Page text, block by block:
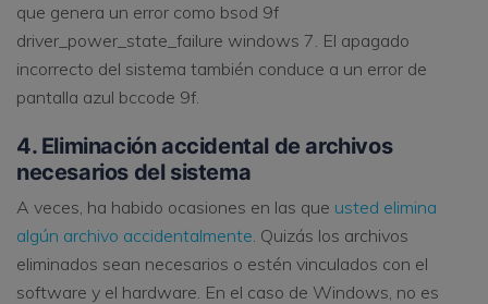
que genera un error como bsod 9f
driver_power_state_failure windows 7. El apagado
incorrecto del sistema también conduce a un error de
pantalla azul bccode 9f.
4. Eliminación accidental de archivos
necesarios del sistema
A veces, ha habido ocasiones en las que usted elimina
algún archivo accidentalmente . Quizás los archivos
eliminados sean necesarios o estén vinculados con el
software y el hardware. En el caso de Windows, no es